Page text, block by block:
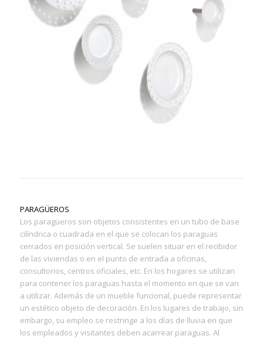
PARAGÜEROS
Los paragüeros son objetos consistentes en un tubo de base
cilíndrica o cuadrada en el que se colocan los paraguas
cerrados en posición vertical. Se suelen situar en el recibidor
de las viviendas o en el punto de entrada a oficinas,
consultorios, centros oficiales, etc. En los hogares se utilizan
para contener los paraguas hasta el momento en que se van
a utilizar. Además de un mueble funcional, puede representar
un estético objeto de decoración. En los lugares de trabajo, sin
embargo, su empleo se restringe a los días de lluvia en que
los empleados y visitantes deben acarrear paraguas. Al